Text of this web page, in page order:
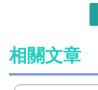
相關文章